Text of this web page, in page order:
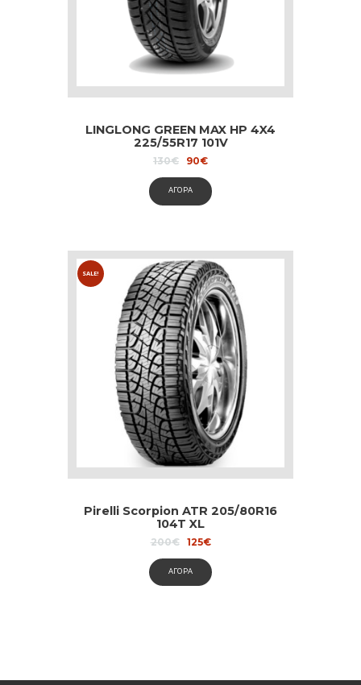
LINGLONG GREEN MAX HP 4X4
225/55R17 101V
130€
Original
was:
130€.
90€Current
is:
90€.
ΑΓΟΡΑ
SALE!
Pirelli Scorpion ATR 205/80R16
104T XL
200€
Original
was:
200€.
125€Current
is:
125€.
ΑΓΟΡΑ